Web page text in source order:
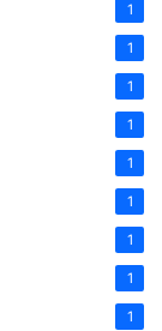
1
1
1
1
1
1
1
1
1